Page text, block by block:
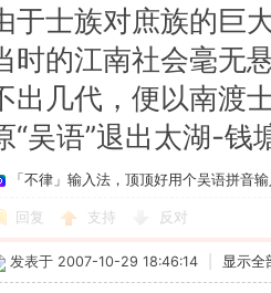
于士族对庶族的巨
时的江南社会毫无
出几代，便以南渡
“吴语”退出太湖-
「不律」输入法，顶顶好用个吴语拼音
回复 支持 反对
发表于 2007-10-29 18:46:14 显示全